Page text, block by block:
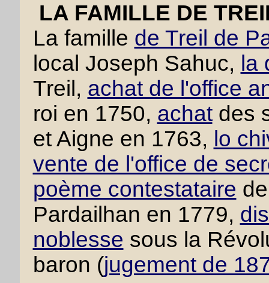
LA FAMILLE DE
La famille de Treil de
local Joseph Sahuc, la
Treil, achat de l'office
roi en 1750, achatdes
et Aigne en 1763, lo
vente de l'office de
poème contestataire
Pardailhan en 1779,
noblesse sous la
baron (jugement de